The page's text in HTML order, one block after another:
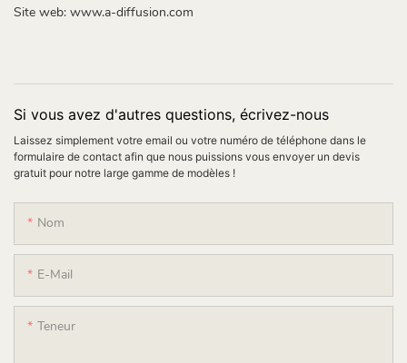
Site web: www.a-diffusion.com
Si vous avez d'autres questions, écrivez-nous
Laissez simplement votre email ou votre numéro de téléphone dans le
formulaire de contact afin que nous puissions vous envoyer un devis
gratuit pour notre large gamme de modèles !
Nom
E-Mail
Teneur